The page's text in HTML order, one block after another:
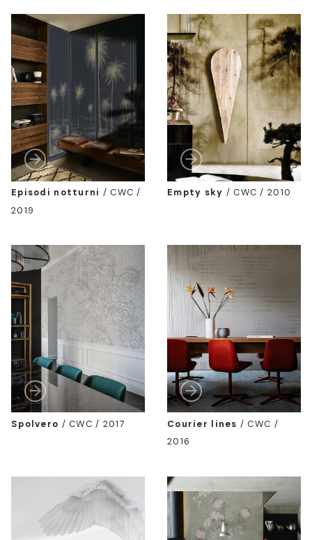
Episodi notturni /CWC /
2019
Empty sky /CWC / 2010
Spolvero /CWC / 2017 Courier lines /CWC /
2016